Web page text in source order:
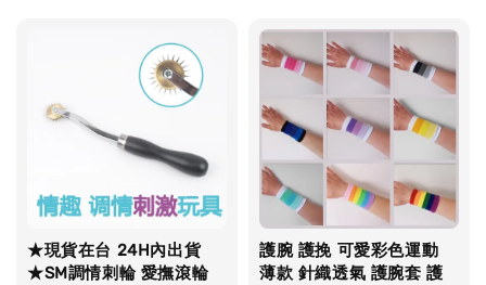
★現貨在台 24H內出貨
★SM調情刺輪 愛撫滾輪
護腕 護挽 可愛彩色運動
薄款 針織透氣 護腕套 護